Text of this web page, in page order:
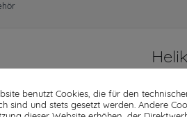
benutzt Cookies, die für den
sind und stets gesetzt werden. Andere